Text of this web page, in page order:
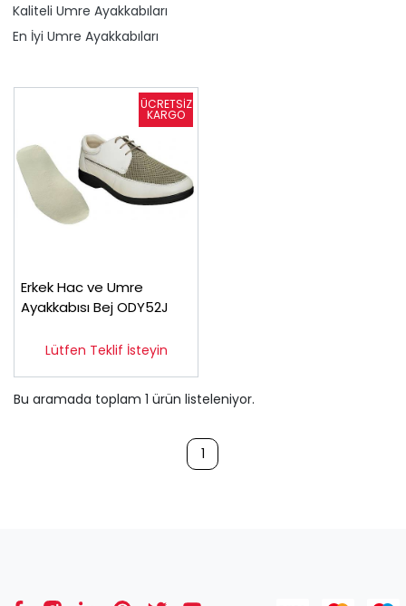
Kaliteli Umre Ayakkabıları
En İyi Umre Ayakkabıları
Erkek Hac ve Umre
Ayakkabısı Bej ODY52J
Lütfen Teklif İsteyin
Bu aramada toplam 1 ürün listeleniyor.
1